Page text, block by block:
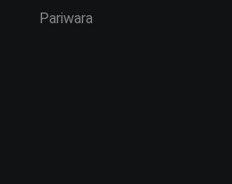
Pariwara